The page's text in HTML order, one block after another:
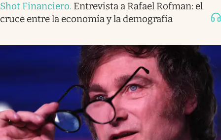
Shot Financiero. Entrevista a Rafael Rofman: el
cruce entre la economía y la demografía